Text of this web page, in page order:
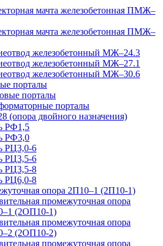
мачта железобетонная ПМЖ–
мачта железобетонная ПМЖ–
железобетонный МЖ–24.3
железобетонный МЖ–27.1
железобетонный МЖ–30.6
порталы
порталы
порталы
(опора двойного назначения)
РФ1,5
РФ3,0
РЦ3,0-6
РЦ3,5-6
РЦ3,5-8
РЦ6,0-8
опора 2П10–1 (2П10-1)
промежуточная опора
(2ОП10-1)
промежуточная опора
(2ОП10-2)
промежуточная опора